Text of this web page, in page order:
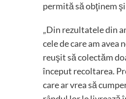
permită să obţinem
„Din rezultatele din
cele de care am
reuşit să colectăm
început recoltarea.
care ar vrea să